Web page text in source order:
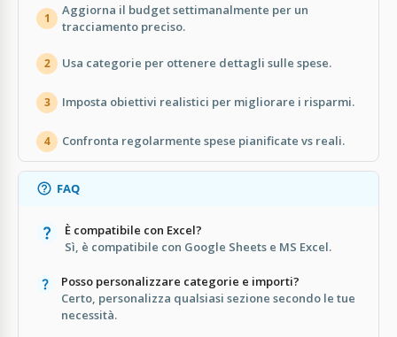
1
Aggiorna il budget settimanalmente per un
tracciamento preciso.
2 Usa categorie per ottenere dettagli sulle spese.
3 Imposta obiettivi realistici per migliorare i risparmi.
4 Confronta regolarmente spese pianificate vs reali.
FAQ
È compatibile con Excel?
Sì, è compatibile con Google Sheets e MS Excel.
Posso personalizzare categorie e importi?
Certo, personalizza qualsiasi sezione secondo le tue
necessità.